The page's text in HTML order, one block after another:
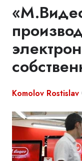
Komolov Rostislav